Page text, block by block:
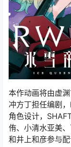
本作动画将由虚
冲方丁担任编剧
角色设计，
侑、小清水亚美
和井上和彦参与配